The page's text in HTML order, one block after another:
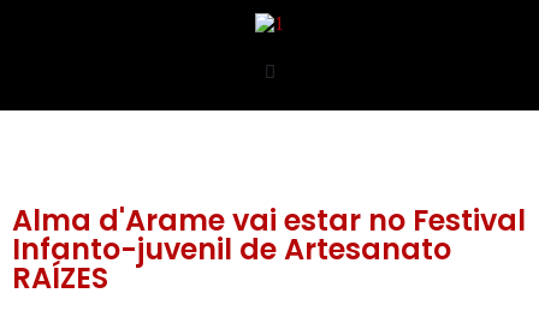
Alma d'Arame vai estar no Festival
Infanto-juvenil de Artesanato
RAÍZES